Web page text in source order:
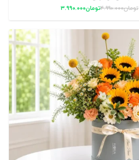
تومان۴.۹۹۰.۰۰۰تومان۳.۹۹۰.۰۰۰